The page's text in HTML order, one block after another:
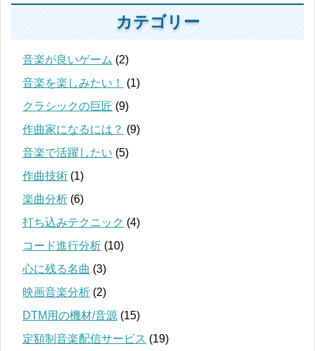
カテゴリー
音楽が良いゲーム (2)
音楽を楽しみたい！
(1)
クラシックの巨匠 (9)
作曲家になるには？ (9)
音楽で活躍したい (5)
作曲技術 (1)
楽曲分析 (6)
打ち込みテクニック (4)
コード進行分析 (10)
心に残る名曲 (3)
映画音楽分析 (2)
DTM用の機材/音源 (15)
定額制音楽配信サービス (19)